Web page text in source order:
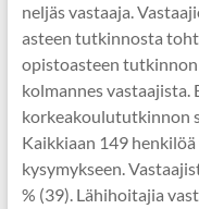
neljäs vastaaja.
asteen tutkinnosta
opistoasteen
kolmannes vastaajista.
korkeakoulututkinnon
Kaikkiaan 149
kysymykseen.
% (39). Lähihoitajia